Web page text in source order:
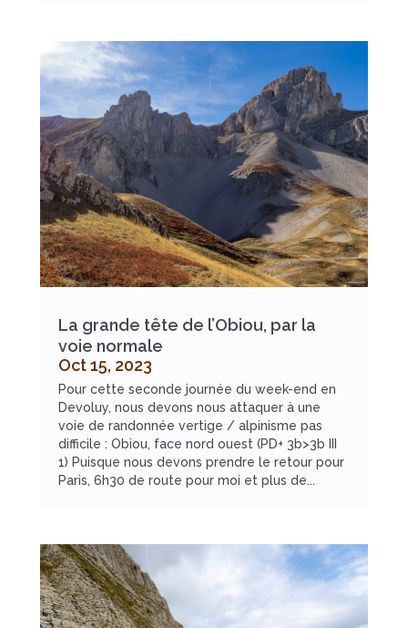
La grande tête de l’Obiou, par la
voie normale
Oct 15, 2023
Pour cette seconde journée du week-end en
Devoluy, nous devons nous attaquer à une
voie de randonnée vertige / alpinisme pas
difficile : Obiou, face nord ouest (PD+ 3b>3b III
1) Puisque nous devons prendre le retour pour
Paris, 6h30 de route pour moi et plus de...